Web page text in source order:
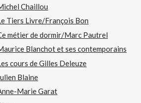
Chaillou
Tiers Livre/François Bon
métier de dormir/Marc Pautrel
Blanchot et ses contemporains
cours de Gilles Deleuze
Blaine
Marie Garat